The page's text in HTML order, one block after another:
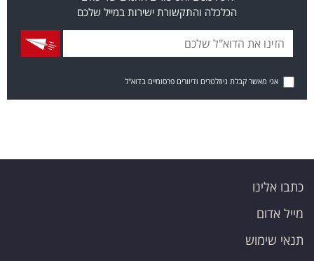
הכלכלה והתקשורת ישירות במייל שלכם
אני מאשר קבלת ניוזלטרים ודיוורים פרסומיים בדוא"ל
כתבו אלינו
מייל אדום
תנאי שימוש